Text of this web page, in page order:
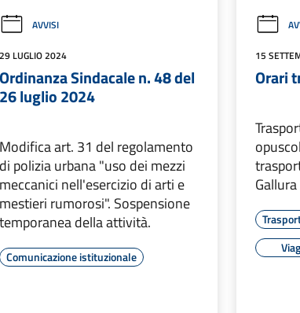
AVVISI
LUGLIO 2024
Sindacale n. 48 del
luglio 2024
art. 31 del regolamento
polizia urbana "uso dei mezzi
nell'esercizio di arti e
rumorosi". Sospensione
della attività.
Comunicazione istituzionale
15
Orari